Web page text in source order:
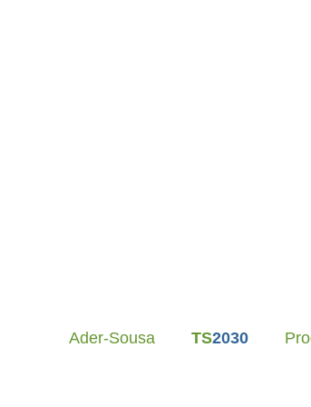
Ader-Sousa TS2030